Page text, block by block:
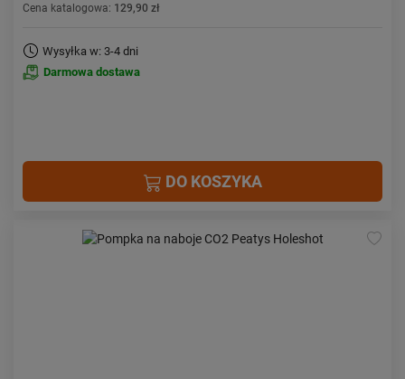
Cena katalogowa: 129,90 zł
Wysyłka w: 3-4 dni
Darmowa dostawa
DO KOSZYKA